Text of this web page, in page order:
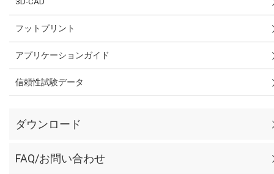
フットプリント
アプリケーションガイド
信頼性試験データ
ダウンロード
FAQ/お問い合わせ